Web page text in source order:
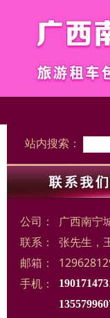
站内搜索：
公司：
广西南宁
联系：
张先生，
邮箱：
手机：